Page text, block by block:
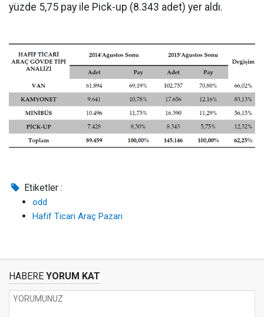
yüzde 5,75 pay ile Pick-up (8.343 adet) yer aldı.
Etiketler :
odd
Hafif Ticari Araç Pazarı
HABERE YORUM KAT